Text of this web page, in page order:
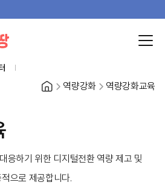
홈 역량강화 역량강화교육
응하기 위한 디지털전환 역량 제고 및
으로 제공합니다.